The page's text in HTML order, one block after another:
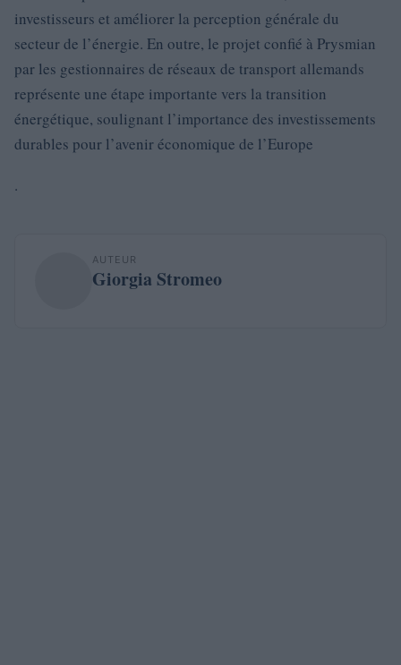
investisseurs et améliorer la perception générale du
secteur de l’énergie. En outre, le projet confié à Prysmian
par les gestionnaires de réseaux de transport allemands
représente une étape importante vers la transition
énergétique, soulignant l’importance des investissements
durables pour l’avenir économique de l’Europe
.
AUTEUR
Giorgia Stromeo